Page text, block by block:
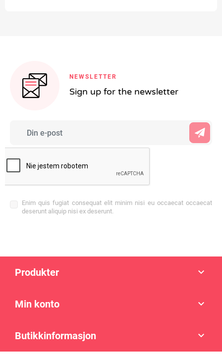
NEWSLETTER
Sign up for the newsletter
Enim quis fugiat consequat elit minim nisi eu occaecat occaecat
deserunt aliquip nisi ex deserunt.
Produkter 
Min konto 
Butikkinformasjon 